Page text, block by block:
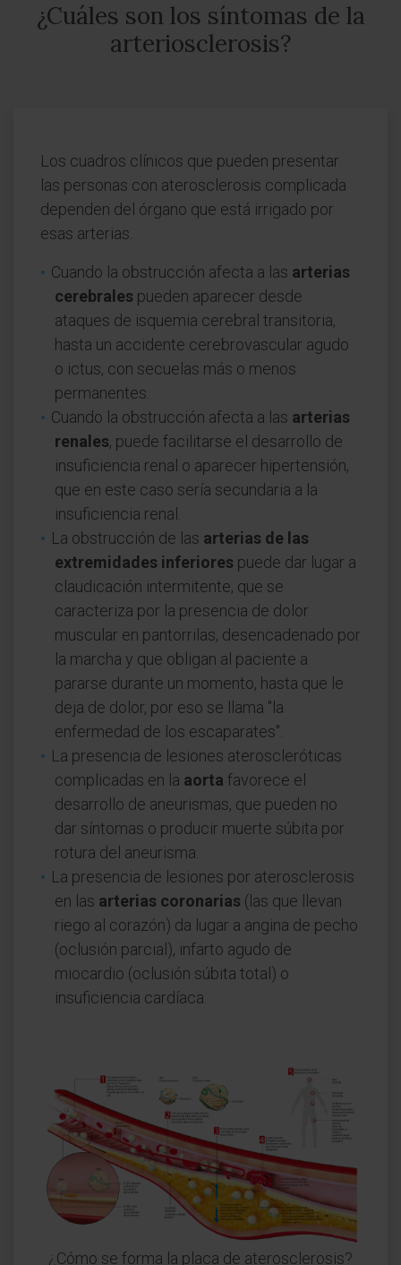
¿Cuáles son los síntomas de la
arteriosclerosis?
Los cuadros clínicos que pueden presentar
las personas con aterosclerosis complicada
dependen del órgano que está irrigado por
esas arterias.
Cuando la obstrucción afecta a las arterias
cerebrales pueden aparecer desde
ataques de isquemia cerebral transitoria,
hasta un accidente cerebrovascular agudo
o ictus, con secuelas más o menos
permanentes.
Cuando la obstrucción afecta a las arterias
renales, puede facilitarse el desarrollo de
insuficiencia renal o aparecer hipertensión,
que en este caso sería secundaria a la
insuficiencia renal.
La obstrucción de las arterias de las
extremidades inferiores puede dar lugar a
claudicación intermitente, que se
caracteriza por la presencia de dolor
muscular en pantorrilas, desencadenado por
la marcha y que obligan al paciente a
pararse durante un momento, hasta que le
deja de dolor, por eso se llama "la
enfermedad de los escaparates".
La presencia de lesiones ateroscleróticas
complicadas en la aorta favorece el
desarrollo de aneurismas, que pueden no
dar síntomas o producir muerte súbita por
rotura del aneurisma.
La presencia de lesiones por aterosclerosis
en las arterias coronarias (las que llevan
riego al corazón) da lugar a angina de pecho
(oclusión parcial), infarto agudo de
miocardio (oclusión súbita total) o
insuficiencia cardíaca.
¿Cómo se forma la placa de aterosclerosis?